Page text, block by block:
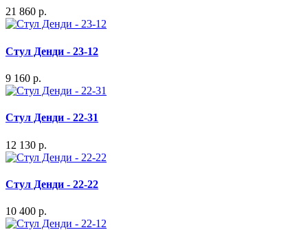
21 860 р.
Стул Денди - 23-12
9 160 р.
Стул Денди - 22-31
12 130 р.
Стул Денди - 22-22
10 400 р.